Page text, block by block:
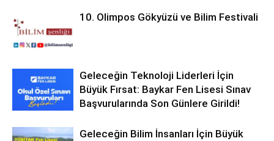
10. Olimpos Gökyüzü ve Bilim Festivali
Geleceğin Teknoloji Liderleri İçin
Büyük Fırsat: Baykar Fen Lisesi Sınav
Başvurularında Son Günlere Girildi!
Geleceğin Bilim İnsanları İçin Büyük